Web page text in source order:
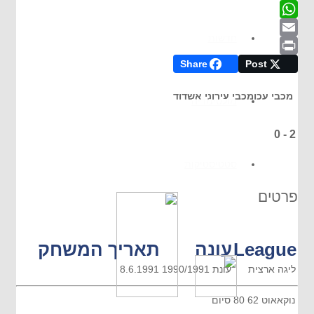
מולטימדיה
Twitter
WhatsApp
Email
Print
Post
Share
מכבי עכומכבי עירוני אשדוד
2
-
0
פרטים
Leagueעונה תאריך המשחק
ליגה ארצית עונת 1990/1991 8.6.1991
נוקאאוט 62
80 סיום